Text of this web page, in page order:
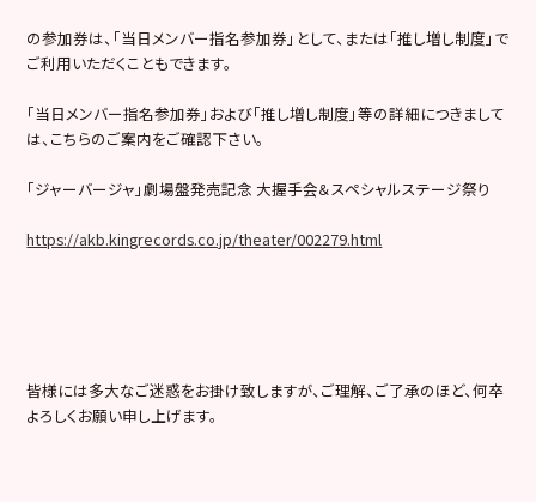
の参加券は、「当日メンバー指名参加券」として、または「推し増し制度」で
ご利用いただくこともできます。
「当日メンバー指名参加券」および「推し増し制度」等の詳細につきまして
は、こちらのご案内をご確認下さい。
「ジャーバージャ」劇場盤発売記念 大握手会＆スペシャルステージ祭り
https://akb.kingrecords.co.jp/theater/002279.html
皆様には多大なご迷惑をお掛け致しますが、ご理解、ご了承のほど、何卒
よろしくお願い申し上げます。